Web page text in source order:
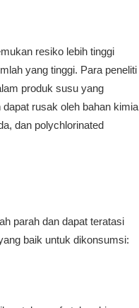
resiko lebih tinggi
yang tinggi. Para peneliti
produk susu yang
rusak oleh bahan kimia
dan polychlorinated
parah dan dapat teratasi
baik untuk dikonsumsi: